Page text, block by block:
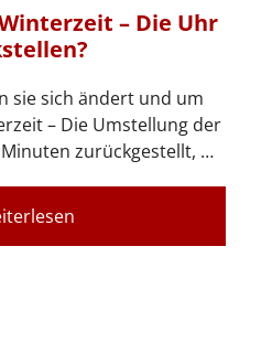
– Die Uhr
sie sich ändert und um
– Die Umstellung der
zurückgestellt, …